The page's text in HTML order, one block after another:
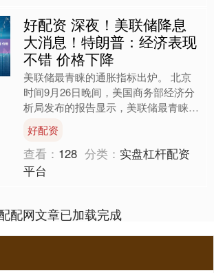
好配资 深夜！美联储降息
大消息！特朗普：经济表现
不错 价格下降
美联储最青睐的通胀指标出炉。 北京
时间9月26日晚间，美国商务部经济分
析局发布的报告显示，美联储最青睐的
通胀指标—美国8月核心PCE物价指数
（剔除食品和能源）同....
好配资
查看： 128 分类： 实盘杠杆配资
平台
配网文章已加载完成